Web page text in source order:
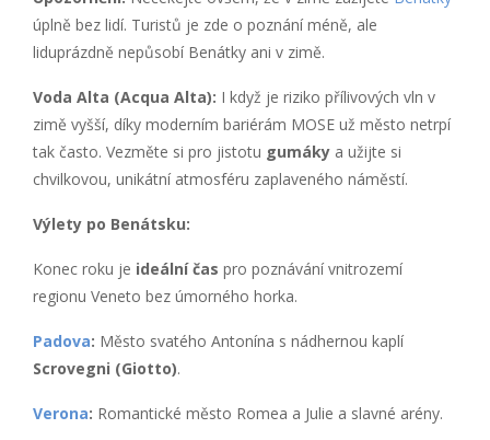
úplně bez lidí. Turistů je zde o poznání méně, ale
liduprázdně nepůsobí Benátky ani v zimě.
Voda Alta (Acqua Alta): I když je riziko přílivových vln v
zimě vyšší, díky moderním bariérám MOSE už město netrpí
tak často. Vezměte si pro jistotu gumáky a užijte si
chvilkovou, unikátní atmosféru zaplaveného náměstí.
Výlety po Benátsku:
Konec roku je ideální čas pro poznávání vnitrozemí
regionu Veneto bez úmorného horka.
Padova: Město svatého Antonína s nádhernou kaplí
Scrovegni (Giotto).
Verona: Romantické město Romea a Julie a slavné arény.